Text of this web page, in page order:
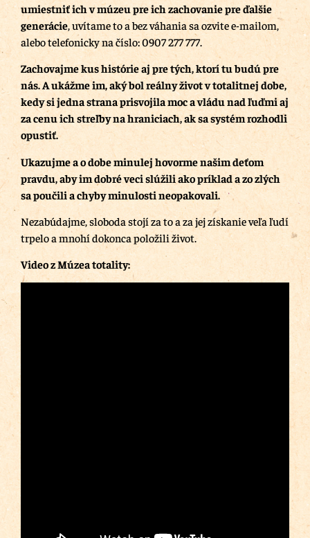
umiestniť ich v múzeu pre ich zachovanie pre ďalšie
generácie , uvítame to a bez váhania sa ozvite e-mailom,
alebo telefonicky na číslo: 0907 277 777.
Zachovajme kus histórie aj pre tých, ktorí tu budú pre
nás. A ukážme im, aký bol reálny život v totalitnej dobe,
kedy si jedna strana prisvojila moc a vládu nad ľuďmi aj
za cenu ich streľby na hraniciach, ak sa systém rozhodli
opustiť.
Ukazujme a o dobe minulej hovorme našim deťom
pravdu, aby im dobré veci slúžili ako príklad a zo zlých
sa poučili a chyby minulosti neopakovali.
Nezabúdajme, sloboda stojí za to a za jej získanie veľa ľudí
trpelo a mnohí dokonca položili život.
Video z Múzea totality: